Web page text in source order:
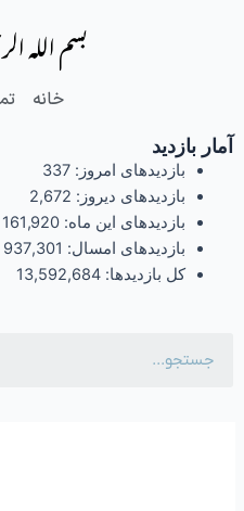
بسم الله
خانه
آمار بازدید
بازدیدهای امروز: 337
بازدیدهای دیروز: 2,672
بازدیدهای این ماه: 161,920
بازدیدهای امسال: 937,301
کل بازدیدها: 13,592,684